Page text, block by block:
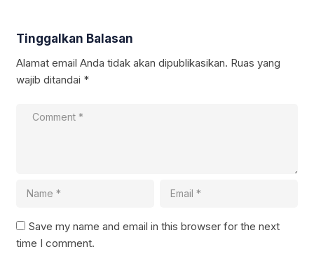
Tinggalkan Balasan
Alamat email Anda tidak akan dipublikasikan. Ruas yang
wajib ditandai *
Save my name and email in this browser for the next
time I comment.